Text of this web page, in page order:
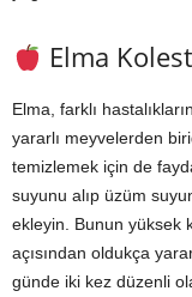
Elma
Elma, farklı
yararlı meyvelerden
temizlemek için de
suyunu alıp üzüm
ekleyin. Bunun yüksek
açısından oldukça
günde iki kez düzenli